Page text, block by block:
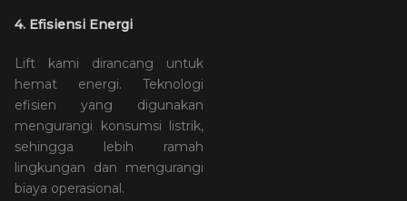
4. Efisiensi Energi
Lift kami dirancang untuk
hemat energi. Teknologi
efisien yang digunakan
mengurangi konsumsi listrik,
sehingga lebih ramah
lingkungan dan mengurangi
biaya operasional.